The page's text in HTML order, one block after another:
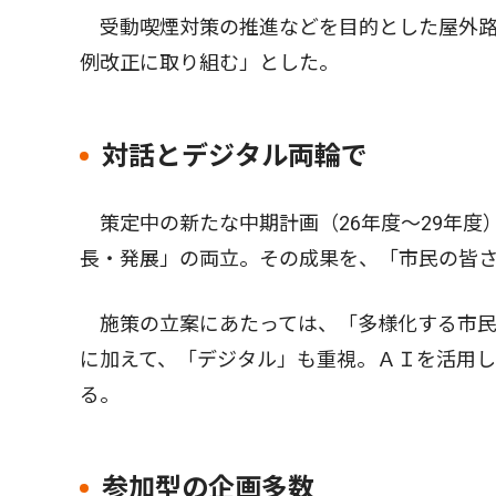
受動喫煙対策の推進などを目的とした屋外
例改正に取り組む」とした。
対話とデジタル両輪で
策定中の新たな中期計画（26年度〜29年度
長・発展」の両立。その成果を、「市民の皆
施策の立案にあたっては、「多様化する市
に加えて、「デジタル」も重視。ＡＩを活用
る。
参加型の企画多数